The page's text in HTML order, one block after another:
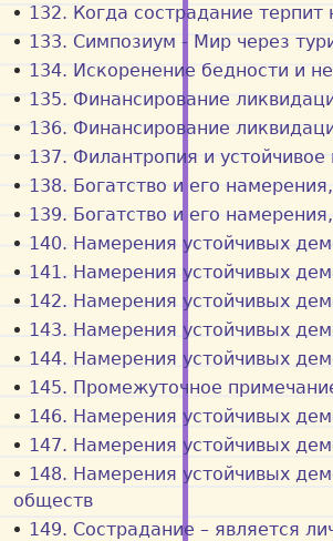
132. Когда сострадание терпит
133. Симпозиум - Мир через
134. Искоренение бедности и
135. Финансирование
136. Финансирование
137. Филантропия и устойчивое
138. Богатство и его
139. Богатство и его
140. Намерения устойчивых
141. Намерения устойчивых
142. Намерения устойчивых
143. Намерения устойчивых
144. Намерения устойчивых
145. Промежуточное
146. Намерения устойчивых
147. Намерения устойчивых
148. Намерения устойчивых
обществ
149. Сострадание – является